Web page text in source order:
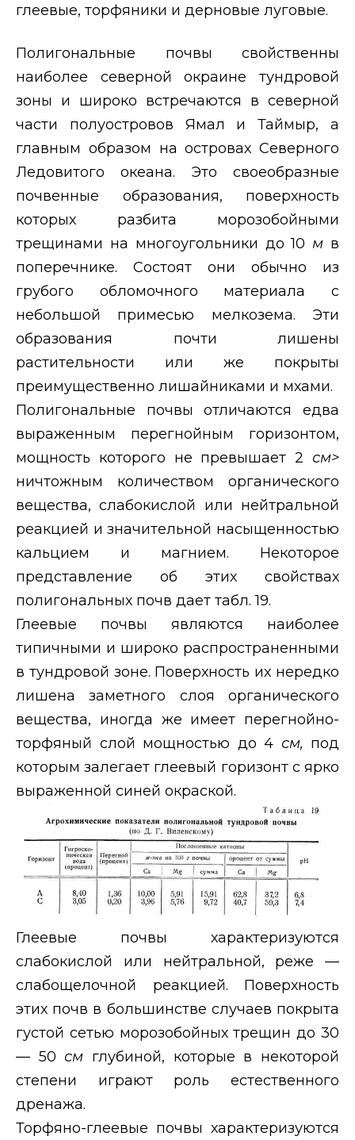
глеевые, торфяники и дерновые луговые.
Полигональные почвы свойственны
наиболее северной окраине тундровой
зоны и широко встречаются в северной
части полуостровов Ямал и Таймыр, а
главным образом на островах Северного
Ледовитого океана. Это своеобразные
почвенные образования, поверхность
которых разбита морозобойными
трещинами на многоугольники до 10 м в
поперечнике. Состоят они обычно из
грубого обломочного материала с
небольшой примесью мелкозема. Эти
образования почти лишены
растительности или же покрыты
преимущественно лишайниками и мхами.
Полигональные почвы отличаются едва
выраженным перегнойным горизонтом,
мощность которого не превышает 2 см>
ничтожным количеством органического
вещества, слабокислой или нейтральной
реакцией и значительной насыщенностью
кальцием и магнием. Некоторое
представление об этих свойствах
полигональных почв дает табл. 19.
Глеевые почвы являются наиболее
типичными и широко распространенными
в тундровой зоне. Поверхность их нередко
лишена заметного слоя органического
вещества, иногда же имеет перегнойно-
торфяный слой мощностью до 4 см, под
которым залегает глеевый горизонт с ярко
выраженной синей окраской.
Глеевые почвы характеризуются
слабокислой или нейтральной, реже —
слабощелочной реакцией. Поверхность
этих почв в большинстве случаев покрыта
густой сетью морозобойных трещин до 30
— 50 см глубиной, которые в некоторой
степени играют роль естественного
дренажа.
Торфяно-глеевые почвы характеризуются